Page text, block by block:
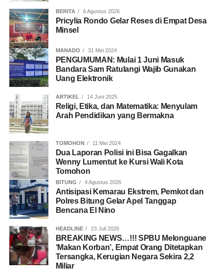
BERITA 6 Agustus 2026
Pricylia Rondo Gelar Reses di Empat Desa
Minsel
MANADO 31 Mei 2024
PENGUMUMAN: Mulai 1 Juni Masuk
Bandara Sam Ratulangi Wajib Gunakan
Uang Elektronik
ARTIKEL 14 Juni 2025
Religi, Etika, dan Matematika: Menyulam
Arah Pendidikan yang Bermakna
TOMOHON 11 Mei 2024
Dua Laporan Polisi ini Bisa Gagalkan
Wenny Lumentut ke Kursi Wali Kota
Tomohon
BITUNG 4 Agustus 2026
Antisipasi Kemarau Ekstrem, Pemkot dan
Polres Bitung Gelar Apel Tanggap
Bencana El Nino
HEADLINE 23 Juli 2026
BREAKING NEWS…!!! SPBU Melonguane
‘Makan Korban’, Empat Orang Ditetapkan
Tersangka, Kerugian Negara Sekira 2,2
Miliar